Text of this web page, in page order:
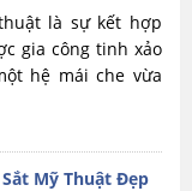
là sự kết hợp
gia công tinh xảo
hệ mái che vừa
Sắt Mỹ Thuật Đẹp